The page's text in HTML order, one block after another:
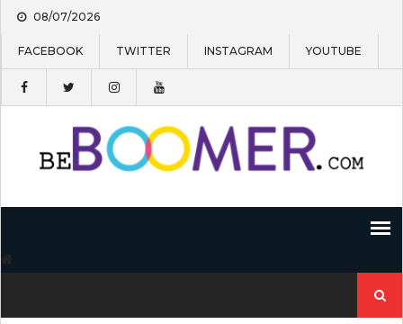
Skip
content
08/07/2026
FACEBOOK TWITTER INSTAGRAM YOUTUBE